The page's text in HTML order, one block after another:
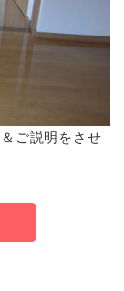
ご説明をさせ